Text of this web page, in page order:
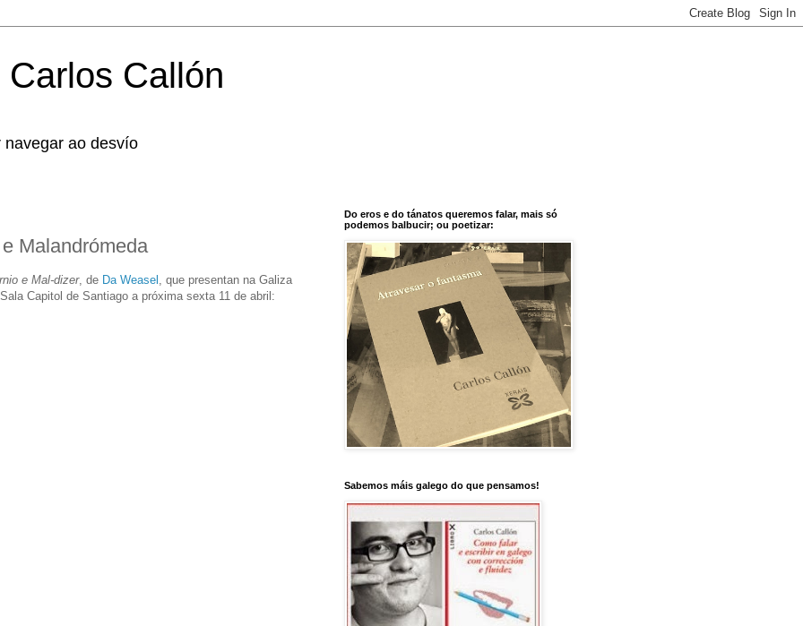
Callón
navegar ao desvío
Malandrómeda
e Mal-dizer, de Da Weasel , que presentan na Galiza
Capitol de Santiago a próxima sexta 11 de abril:
Do eros e do tánatos queremos falar, mais só
podemos balbucir; ou poetizar:
Sabemos máis galego do que pensamos!